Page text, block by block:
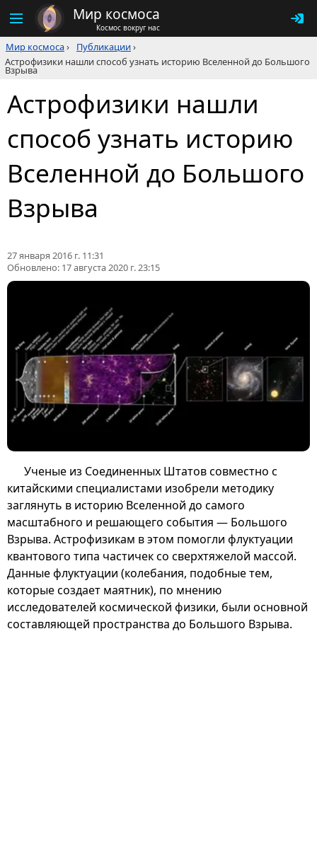
Мир космоса
Космос вокруг нас
Мир космоса› Публикации›
Астрофизики нашли способ узнать историю Вселенной до Большого
Взрыва
Астрофизики нашли
способ узнать историю
Вселенной до Большого
Взрыва
27 января 2016 г. 11:31
Обновлено: 17 августа 2020 г. 23:15
Ученые из Соединенных Штатов совместно с
китайскими специалистами изобрели методику
заглянуть в историю Вселенной до самого
масштабного и решающего события — Большого
Взрыва. Астрофизикам в этом помогли флуктуации
квантового типа частичек со сверхтяжелой массой.
Данные флуктуации (колебания, подобные тем,
которые создает маятник), по мнению
исследователей космической физики, были основной
составляющей пространства до Большого Взрыва.